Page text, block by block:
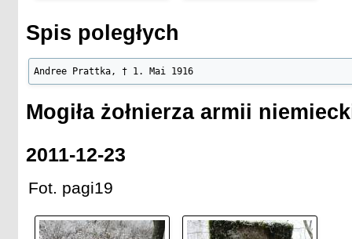
Spis poległych
Andree Prattka, † 1. Mai 1916
Mogiła żołnierza armii
2011-12-23
Fot. pagi19